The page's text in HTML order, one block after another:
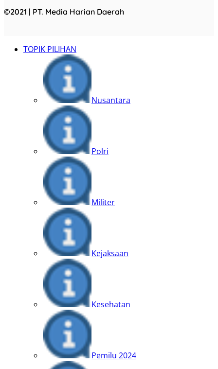
©2021 | PT. Media Harian Daerah
TOPIK PILIHAN
Nusantara
Polri
Militer
Kejaksaan
Kesehatan
Pemilu 2024